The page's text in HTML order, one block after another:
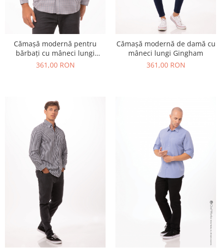
Cămașă modernă pentru
bărbați cu mâneci lungi
Gingham
361,00 RON
Cămașă modernă de damă cu
mâneci lungi Gingham
361,00 RON